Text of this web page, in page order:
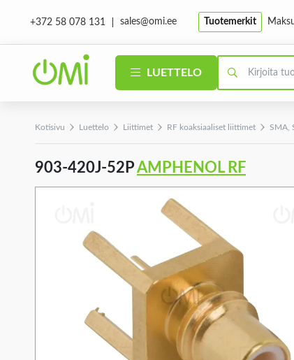
+372 58 078 131 sales@omi.ee Tuotemerkit
LUETTELO
Kotisivu Luettelo Liittimet RF koaksiaaliset liittimet SMA,
903-420J-52PAMPHENOL RF